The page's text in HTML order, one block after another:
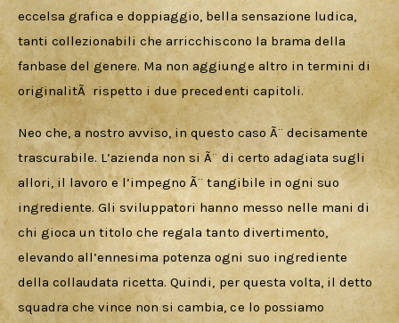
eccelsa grafica e doppiaggio, bella sensazione ludica,
tanti collezionabili che arricchiscono la brama della
fanbase del genere. Ma non aggiunge altro in termini di
originalitÃ  rispetto i due precedenti capitoli.
Neo che, a nostro avviso, in questo caso Ã¨ decisamente
trascurabile. L’azienda non si Ã¨ di certo adagiata sugli
allori, il lavoro e l’impegno Ã¨ tangibile in ogni suo
ingrediente. Gli sviluppatori hanno messo nelle mani di
chi gioca un titolo che regala tanto divertimento,
elevando all’ennesima potenza ogni suo ingrediente
della collaudata ricetta. Quindi, per questa volta, il detto
squadra che vince non si cambia, ce lo possiamo